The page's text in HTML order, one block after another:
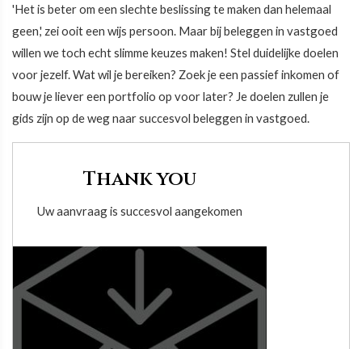
'Het is beter om een slechte beslissing te maken dan helemaal
geen,' zei ooit een wijs persoon. Maar bij beleggen in vastgoed
willen we toch echt slimme keuzes maken! Stel duidelijke doelen
voor jezelf. Wat wil je bereiken? Zoek je een passief inkomen of
bouw je liever een portfolio op voor later? Je doelen zullen je
gids zijn op de weg naar succesvol beleggen in vastgoed.
Thank you
Uw aanvraag is succesvol aangekomen